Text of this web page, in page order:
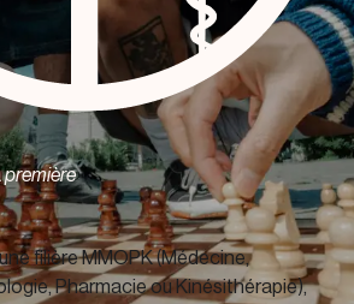
première
filière MMOPK (Médecine,
Pharmacie ou Kinésithérapie),